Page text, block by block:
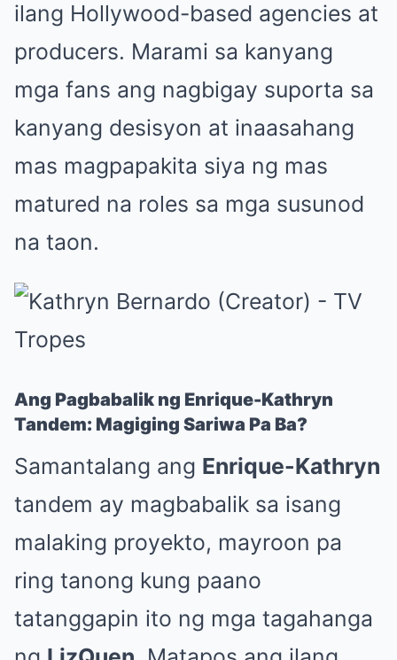
ilang Hollywood-based agencies at
producers. Marami sa kanyang
mga fans ang nagbigay suporta sa
kanyang desisyon at inaasahang
mas magpapakita siya ng mas
matured na roles sa mga susunod
na taon.
Ang Pagbabalik ng Enrique-Kathryn
Tandem: Magiging Sariwa Pa Ba?
Samantalang ang Enrique-Kathryn
tandem ay magbabalik sa isang
malaking proyekto, mayroon pa
ring tanong kung paano
tatanggapin ito ng mga tagahanga